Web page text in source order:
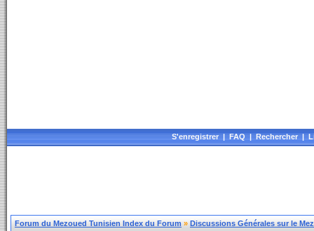
S'enregistrer|FAQ|Rechercher|
Forum du Mezoued Tunisien Index du Forum » Discussions Générales sur le